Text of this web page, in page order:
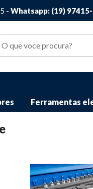
- Whatsapp: (19)
Ferramentas